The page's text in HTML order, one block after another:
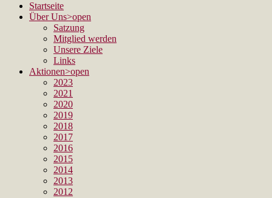
Startseite
Über Uns>open
Satzung
Mitglied werden
Unsere Ziele
Links
Aktionen>open
2023
2021
2020
2019
2018
2017
2016
2015
2014
2013
2012